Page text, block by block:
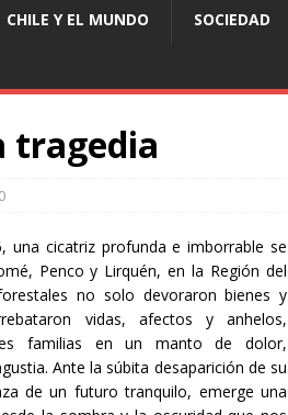
CHILE Y EL MUNDO SOCIEDAD
tragedia
0
una cicatriz profunda e imborrable se
Penco y Lirquén, en la Región del
no solo devoraron bienes y
vidas, afectos y anhelos,
familias en un manto de dolor,
Ante la súbita desaparición de su
de un futuro tranquilo, emerge una